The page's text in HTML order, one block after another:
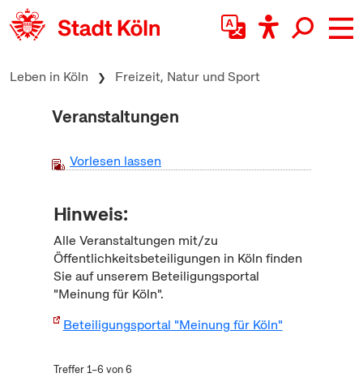
zum Inhalt springen
Leben in Köln Freizeit, Natur und Sport
Veranstaltungen
Vorlesen lassen
Hinweis:
Alle Veranstaltungen mit/zu
Öffentlichkeitsbeteiligungen in Köln finden
Sie auf unserem Beteiligungsportal
"Meinung für Köln".
Beteiligungsportal "Meinung für Köln"
Treffer 1–6 von 6